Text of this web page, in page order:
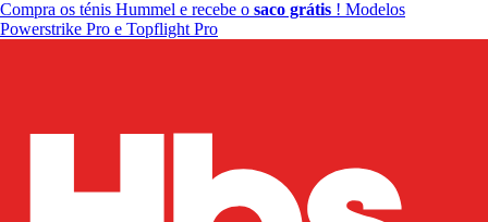
Compra os ténis Hummel e recebe o saco grátis ! Modelos
Powerstrike Pro e Topflight Pro